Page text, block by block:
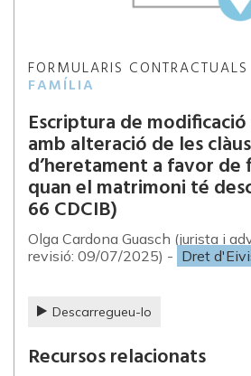
FORMULARIS
FAMÍLIA
Escriptura de
amb alteració de les
d’heretament a favor de
quan el matrimoni té
66 CDCIB)
Olga Cardona Guasch (jurista i
revisió: 09/07/2025) - Dret
Descarregueu-lo
Recursos relacionats